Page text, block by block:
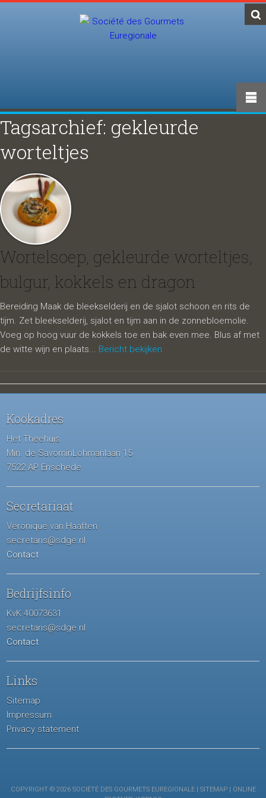
Tagsarchief: gekleurde
worteltjes
Wortelsoep, gekleurde worteltjes,
bulgur, kokkels en dragon
Bereiding Maak de bleekselderij en de sjalot schoon en rits de
tijm. Zet bleekselderij, sjalot en tijm aan in de zonnebloemolie.
Voeg op hoog vuur de kokkels toe en bak even mee. Blus af met
de witte wijn en plaats... Bericht bekijken
Kookadres
Het Theehuis
Min. de SavorninLohmanlaan 15
7522 AP Enschede
Secretariaat
Veronique van Haaften
secretaris@sdge.nl
Contact
Bedrijfsinfo
KvK 40073631
secretaris@sdge.nl
Contact
Links
Sitemap
Impressum
Privacy statement
COPYRIGHT © 2026 SOCIÉTÉ DES GOURMETS EUREGIONALE | SITEMAP| ONLINE